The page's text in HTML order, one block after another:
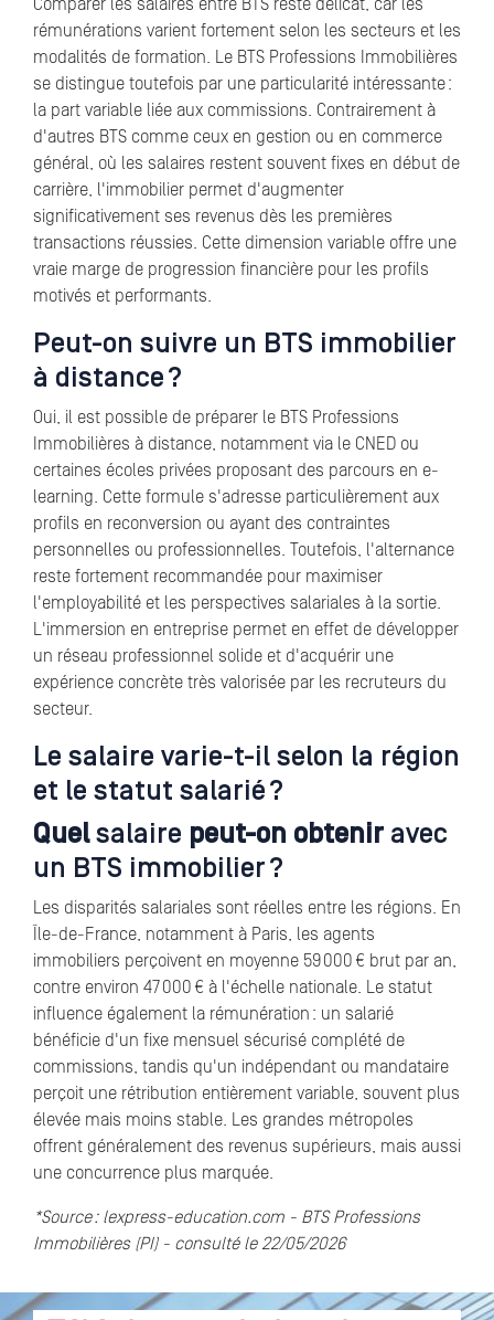
Comparer les salaires entre BTS reste délicat, car les
rémunérations varient fortement selon les secteurs et les
modalités de formation. Le BTS Professions Immobilières
se distingue toutefois par une particularité intéressante :
la part variable liée aux commissions. Contrairement à
d'autres BTS comme ceux en gestion ou en commerce
général, où les salaires restent souvent fixes en début de
carrière, l'immobilier permet d'augmenter
significativement ses revenus dès les premières
transactions réussies. Cette dimension variable offre une
vraie marge de progression financière pour les profils
motivés et performants.
Peut-on suivre un BTS immobilier
à distance ?
Oui, il est possible de préparer le BTS Professions
Immobilières à distance, notamment via le CNED ou
certaines écoles privées proposant des parcours en e-
learning. Cette formule s'adresse particulièrement aux
profils en reconversion ou ayant des contraintes
personnelles ou professionnelles. Toutefois, l'alternance
reste fortement recommandée pour maximiser
l'employabilité et les perspectives salariales à la sortie.
L'immersion en entreprise permet en effet de développer
un réseau professionnel solide et d'acquérir une
expérience concrète très valorisée par les recruteurs du
secteur.
Le salaire varie-t-il selon la région
et le statut salarié ?
Quelsalaire peut-on obtenir avec
un BTS immobilier ?
Les disparités salariales sont réelles entre les régions. En
Île-de-France, notamment à Paris, les agents
immobiliers perçoivent en moyenne 59 000 € brut par an,
contre environ 47 000 € à l'échelle nationale. Le statut
influence également la rémunération : un salarié
bénéficie d'un fixe mensuel sécurisé complété de
commissions, tandis qu'un indépendant ou mandataire
perçoit une rétribution entièrement variable, souvent plus
élevée mais moins stable. Les grandes métropoles
offrent généralement des revenus supérieurs, mais aussi
une concurrence plus marquée.
*Source : lexpress-education.com - BTS Professions
Immobilières (PI) - consulté le 22/05/2026